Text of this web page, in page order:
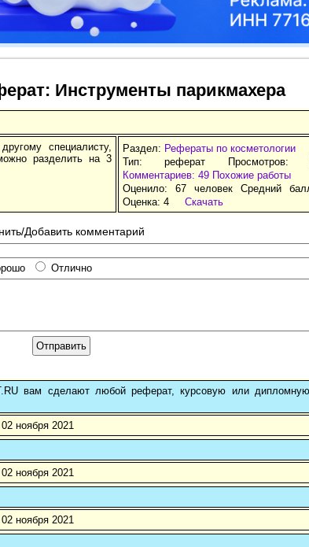
Инструменты парикмахера
специалисту,
разделить на 3
Раздел: Рефераты по косметологии
Тип: реферат Просмотров:
Комментариев: 49 Похожие работы
Оценило: 67 человек Средний
Оценка: 4 Скачать
Добавить комментарий
Отлично
вам сделают любой реферат, курсовую или
ноября 2021
ноября 2021
ноября 2021